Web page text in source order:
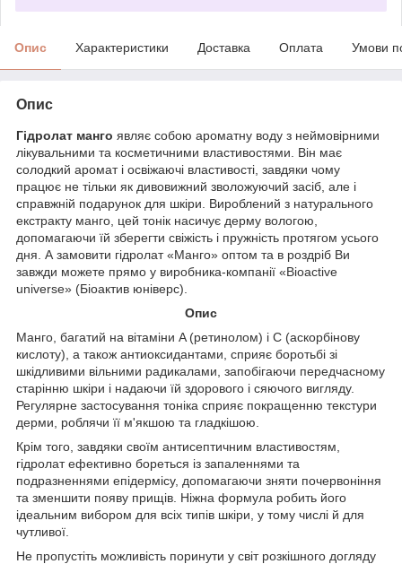
Опис Характеристики Доставка Оплата Умови
Опис
Гідролат манго являє собою ароматну воду з неймовірними
лікувальними та косметичними властивостями. Він має
солодкий аромат і освіжаючі властивості, завдяки чому
працює не тільки як дивовижний зволожуючий засіб, але і
справжній подарунок для шкіри. Вироблений з натурального
екстракту манго, цей тонік насичує дерму вологою,
допомагаючи їй зберегти свіжість і пружність протягом усього
дня. А замовити гідролат «Манго» оптом та в роздріб Ви
завжди можете прямо у виробника-компанії «Bioactive
universe» (Біоактив юніверс).
Опис
Манго, багатий на вітаміни A (ретинолом) і C (аскорбінову
кислоту), а також антиоксидантами, сприяє боротьбі зі
шкідливими вільними радикалами, запобігаючи передчасному
старінню шкіри і надаючи їй здорового і сяючого вигляду.
Регулярне застосування тоніка сприяє покращенню текстури
дерми, роблячи її м'якшою та гладкішою.
Крім того, завдяки своїм антисептичним властивостям,
гідролат ефективно бореться із запаленнями та
подразненнями епідермісу, допомагаючи зняти почервоніння
та зменшити появу прищів. Ніжна формула робить його
ідеальним вибором для всіх типів шкіри, у тому числі й для
чутливої.
Не пропустіть можливість поринути у світ розкішного догляду